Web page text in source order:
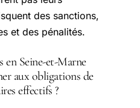
des sanctions,
et des pénalités.
en Seine-et-Marne
aux obligations de
effectifs ?